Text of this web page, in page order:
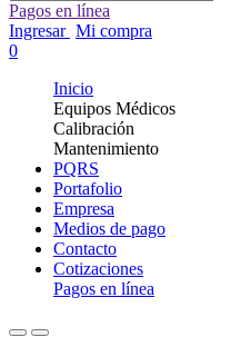
Pagos en línea
Ingresar Mi compra
0
Inicio
Equipos Médicos
Calibración
Mantenimiento
PQRS
Portafolio
Empresa
Medios de pago
Contacto
Cotizaciones
Pagos en línea